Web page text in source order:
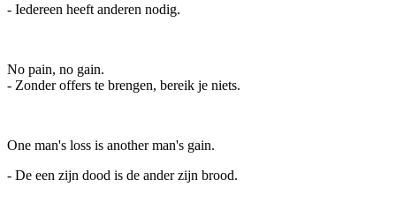
- Iedereen heeft anderen nodig.
No pain, no gain.
- Zonder offers te brengen, bereik je niets.
One man's loss is another man's gain.
- De een zijn dood is de ander zijn brood.